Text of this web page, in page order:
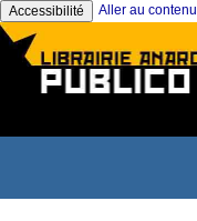
Accessibilité Aller au contenu